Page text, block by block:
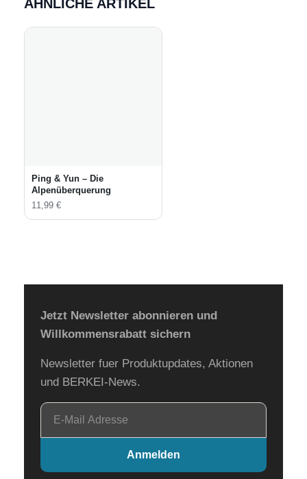
ÄHNLICHE ARTIKEL
Ping & Yun – Die
Alpenüberquerung
11,99 €
Jetzt Newsletter abonnieren und
Willkommensrabatt sichern
Newsletter fuer Produktupdates, Aktionen
und BERKEI-News.
E-
Mail
Adresse
Anmelden